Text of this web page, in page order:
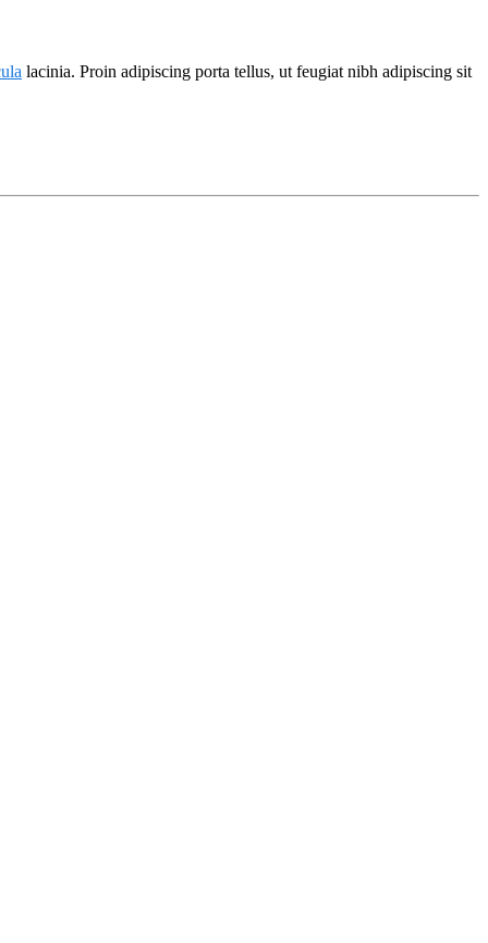
lacinia. Proin adipiscing porta tellus, ut feugiat nibh adipiscing sit